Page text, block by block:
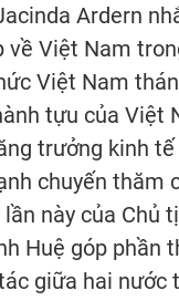
Ardern
Việt Nam
Việt Nam
tựu của Việt
trưởng kinh
chuyến thăm
này của Chủ
Huệ góp phần
giữa hai nước